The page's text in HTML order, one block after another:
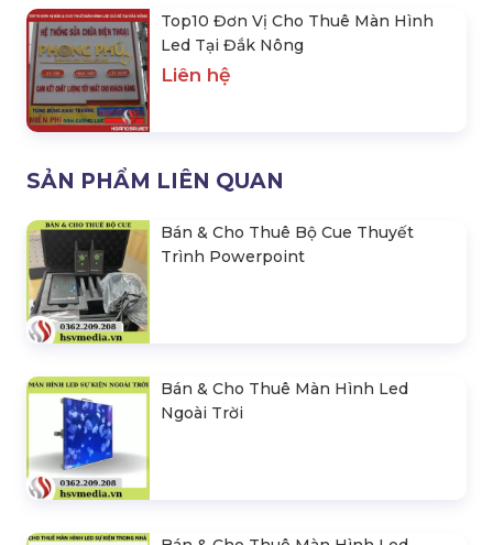
Top10 Đơn Vị Cho Thuê Màn Hình
Led Tại Đắk Nông
Liên hệ
SẢN PHẨM LIÊN QUAN
Bán & Cho Thuê Bộ Cue Thuyết
Trình Powerpoint
Bán & Cho Thuê Màn Hình Led
Ngoài Trời